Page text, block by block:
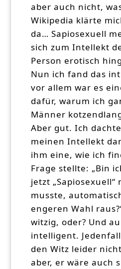
aber auch nicht,
Wikipedia klärte
da… Sapiosexuell
sich zum Intellekt
Person erotisch
Nun ich fand das
vor allem war es
dafür, warum ich
Männer
Aber gut. Ich
meinen Intellekt
ihm eine, wie ich
Frage stellte: „Bin
jetzt „Sapiosexuell“
musste,
engeren Wahl
witzig, oder? Und
intelligent.
den Witz leider
aber, er wäre auch